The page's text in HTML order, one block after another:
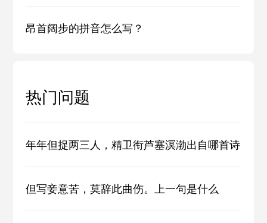
昂首阔步的拼音怎么写？
热门问题
年年但捉两三人，精卫衔芦塞溟渤出自哪首诗
但写妾意苦，莫辞此曲伤。上一句是什么